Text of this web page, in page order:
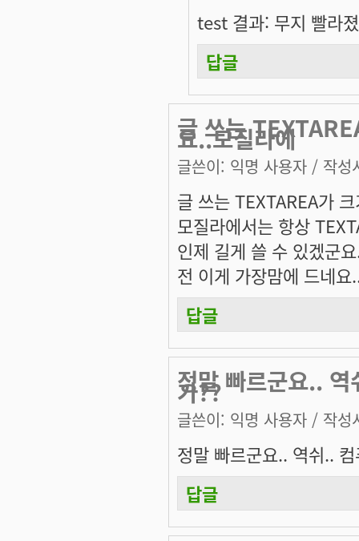
test 결과: 무지 빨라
답글
글 쓰는
요..모질라에
글쓴이: 익명 사용자 / 작성
글 쓰는 TEXTAREA가
모질라에서는 항상
인제 길게 쓸 수 있겠군
전 이게 가장맘에 드네요
답글
정말 빠르군요..
가??
글쓴이: 익명 사용자 / 작성
정말 빠르군요.. 역쉬..
답글